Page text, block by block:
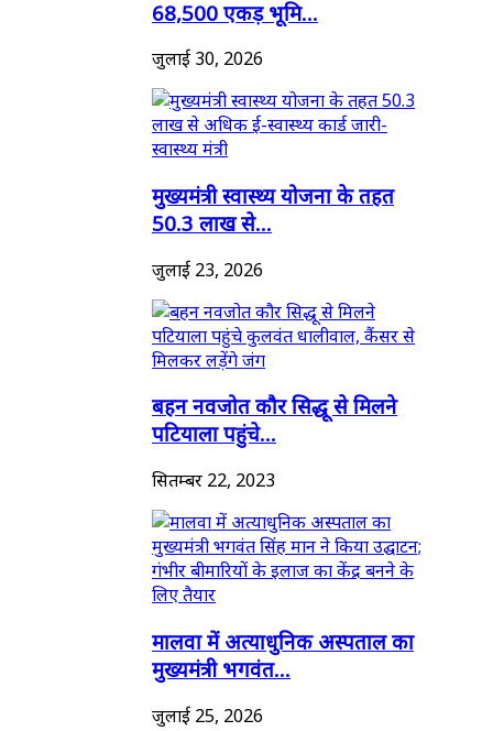
68,500 एकड़ भूमि...
जुलाई 30, 2026
मुख्यमंत्री स्वास्थ्य योजना के तहत
50.3 लाख से...
जुलाई 23, 2026
बहन नवजोत कौर सिद्धू से मिलने
पटियाला पहुंचे...
सितम्बर 22, 2023
मालवा में अत्याधुनिक अस्पताल का
मुख्यमंत्री भगवंत...
जुलाई 25, 2026